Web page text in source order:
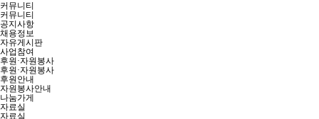
커뮤니티
커뮤니티
공지사항
채용정보
자유게시판
사업참여
후원·자원봉사
후원·자원봉사
후원안내
자원봉사안내
나눔가게
자료실
자료실